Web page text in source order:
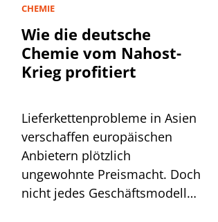
CHEMIE
Wie die deutsche
Chemie vom Nahost-
Krieg profitiert
Lieferkettenprobleme in Asien
verschaffen europäischen
Anbietern plötzlich
ungewohnte Preismacht. Doch
nicht jedes Geschäftsmodell